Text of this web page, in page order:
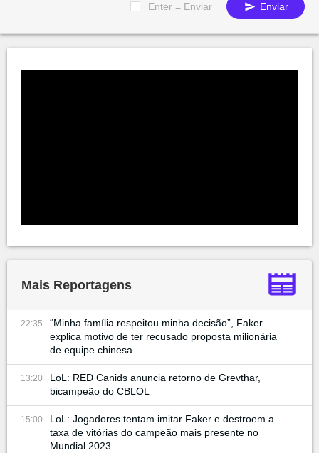
Enter = Enviar Enviar
Mais Reportagens
22:35
“Minha família respeitou minha decisão”, Faker
explica motivo de ter recusado proposta milionária
de equipe chinesa
13:20
LoL: RED Canids anuncia retorno de Grevthar,
bicampeão do CBLOL
15:00
LoL: Jogadores tentam imitar Faker e destroem a
taxa de vitórias do campeão mais presente no
Mundial 2023